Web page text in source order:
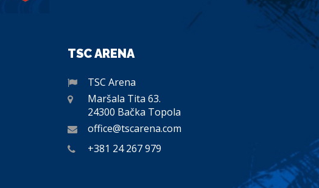
TSC ARENA
TSC Arena
Maršala Tita 63.
24300 Bačka Topola
office@tscarena.com
+381 24 267 979